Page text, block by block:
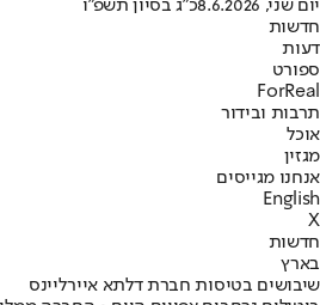
יום שני, 8.6.2026
כ"ג בסיון תשפ"ו
חדשות
דעות
ספורט
ForReal
תרבות ובידור
אוכל
מגזין
אנחנו מגייסים
English
X
חדשות
בארץ
שיבושים בטיסות חברת דלתא איירליינס